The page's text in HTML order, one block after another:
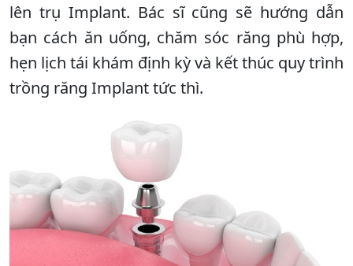
lên trụ Implant. Bác sĩ cũng sẽ hướng dẫn
bạn cách ăn uống, chăm sóc răng phù hợp,
hẹn lịch tái khám định kỳ và kết thúc quy trình
trồng răng Implant tức thì.